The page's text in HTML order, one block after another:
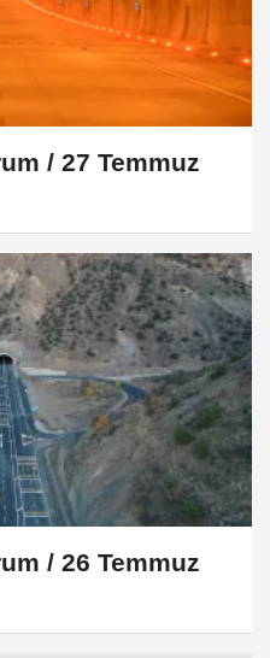
/ 27 Temmuz
/ 26 Temmuz